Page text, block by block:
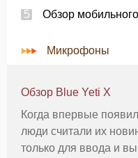
Микрофоны
Обзор Blue Yeti X
Когда впервые
люди считали их
только для ввода и